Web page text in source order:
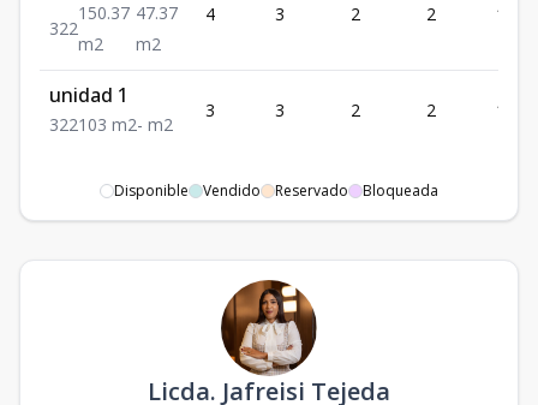
322
150.37
m2
47.37
m2
4 3 2 2
unidad 1
322103 m2- m2
3 3 2 2 103
Disponible Vendido Reservado Bloqueada
Licda. Jafreisi Tejeda